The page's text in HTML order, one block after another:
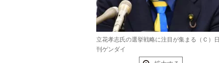
立花孝志氏の選挙戦略に注目が集まる（Ｃ）日
刊ゲンダイ